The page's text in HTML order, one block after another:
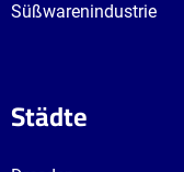
Süßwarenindustrie
Städte